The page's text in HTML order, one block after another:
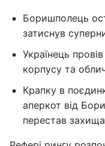
Боришполець
затиснув
Українець
корпусу та
Крапку в
аперкот від
перестав